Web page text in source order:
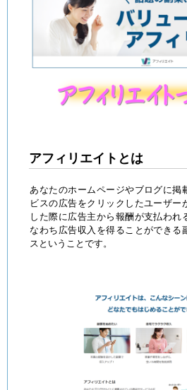
アフィリエイトとは
あなたのホームページやブログに掲
ビスの広告をクリックしたユーザー
した際に広告主から報酬が支払われ
なわち広告収入を得ることができる
スということです。